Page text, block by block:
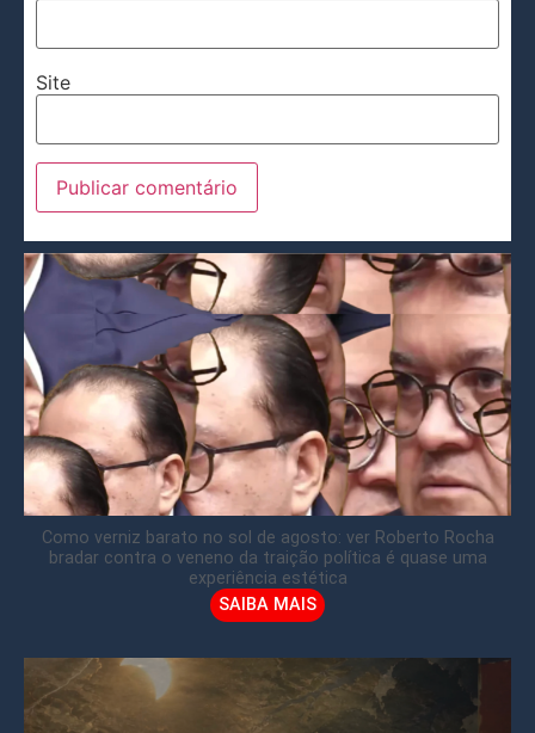
Site
Como verniz barato no sol de agosto: ver Roberto Rocha
bradar contra o veneno da traição política é quase uma
experiência estética
SAIBA MAIS